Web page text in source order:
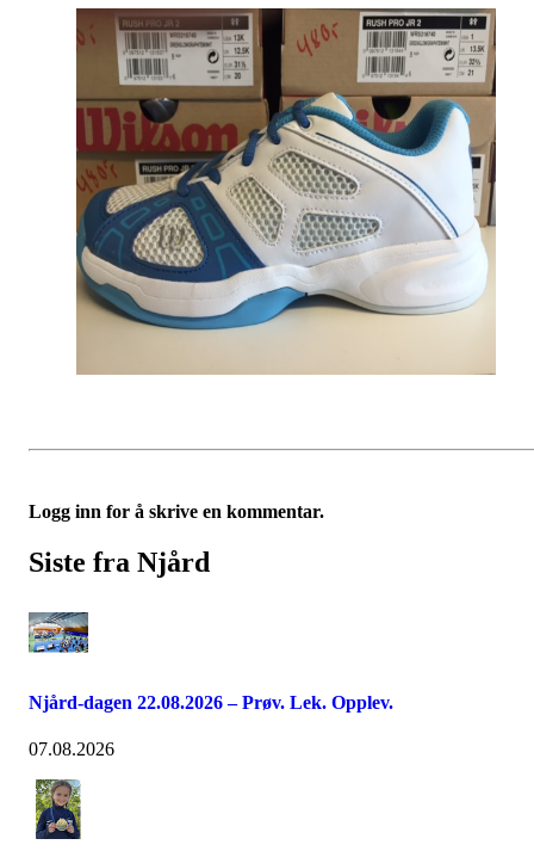
Logg inn for å skrive en kommentar.
Siste fra Njård
Njård-dagen 22.08.2026 – Prøv. Lek. Opplev.
07.08.2026